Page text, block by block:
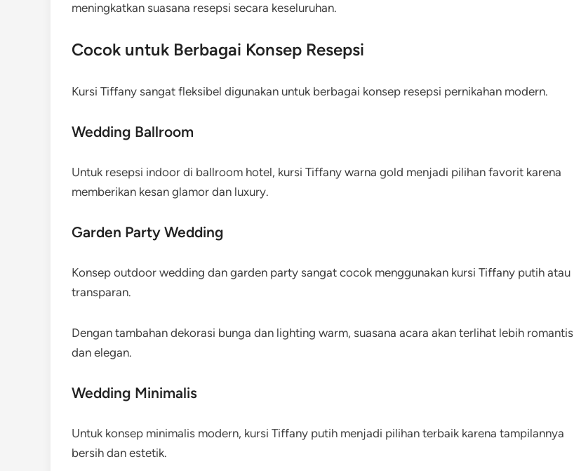
meningkatkan suasana resepsi secara keseluruhan.
Cocok untuk Berbagai Konsep Resepsi
Kursi Tiffany sangat fleksibel digunakan untuk berbagai konsep resepsi pernikahan modern.
Wedding Ballroom
Untuk resepsi indoor di ballroom hotel, kursi Tiffany warna gold menjadi pilihan favorit karena
memberikan kesan glamor dan luxury.
Garden Party Wedding
Konsep outdoor wedding dan garden party sangat cocok menggunakan kursi Tiffany putih atau
transparan.
Dengan tambahan dekorasi bunga dan lighting warm, suasana acara akan terlihat lebih romantis
dan elegan.
Wedding Minimalis
Untuk konsep minimalis modern, kursi Tiffany putih menjadi pilihan terbaik karena tampilannya
bersih dan estetik.